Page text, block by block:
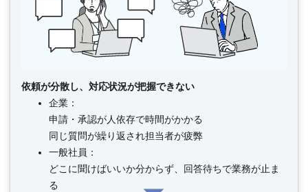
依頼が分散し、対応状況が把握できない
企業：
申請・承認が人依存で時間がかかる
同じ質問が繰り返され担当者が疲弊
一般社員：
どこに聞けばいいか分からず、回答待ちで業務が止ま
る